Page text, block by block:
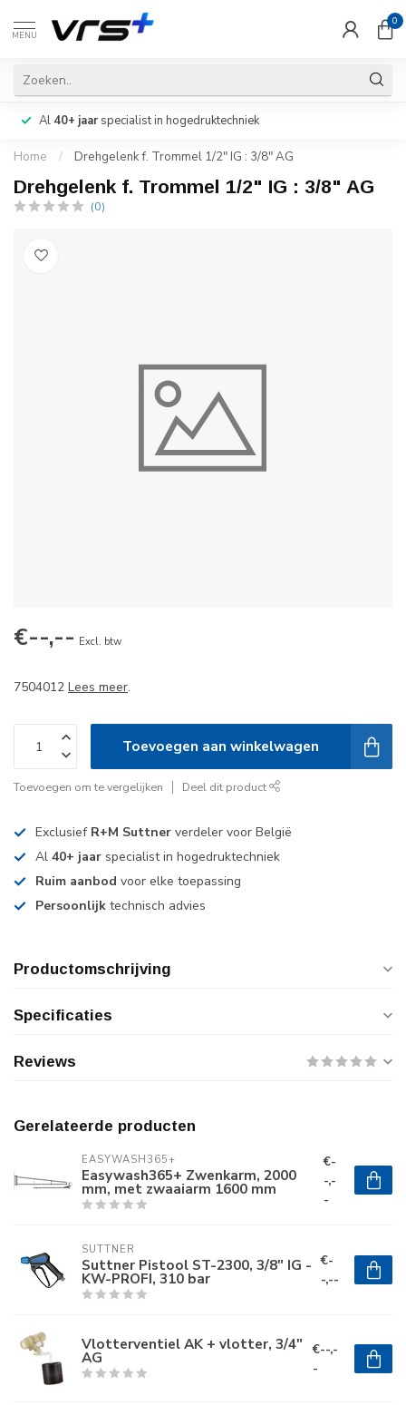
MENU
0
Al 40+ jaarspecialist in hogedruktechniek
Home / Drehgelenk f. Trommel 1/2" IG : 3/8" AG
Drehgelenk f. Trommel 1/2" IG : 3/8" AG
(0)
€--,-- Excl. btw
7504012 Lees meer.
Toevoegen aan winkelwagen
Toevoegen om te vergelijken Deel dit product
Exclusief R+M Suttner verdeler voor België
Al 40+ jaar specialist in hogedruktechniek
Ruim aanbod voor elke toepassing
Persoonlijk technisch advies
Productomschrijving
Specificaties
Reviews
Gerelateerde producten
EASYWASH365+
Easywash365+ Zwenkarm, 2000
mm, met zwaaiarm 1600 mm
€-
-,-
-
SUTTNER
Suttner Pistool ST-2300, 3/8" IG -
KW-PROFI, 310 bar
€-
-,--
Vlotterventiel AK + vlotter, 3/4"
AG
€--,-
-